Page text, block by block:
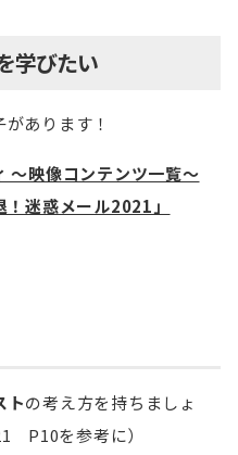
学びたい
あります！
～映像コンテンツ一覧～
迷惑メール2021」
トの考え方を持ちましょ
P10を参考に）